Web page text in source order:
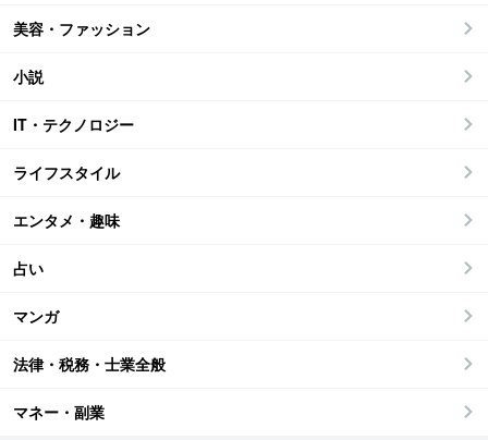
美容・ファッション
小説
IT・テクノロジー
ライフスタイル
エンタメ・趣味
占い
マンガ
法律・税務・士業全般
マネー・副業